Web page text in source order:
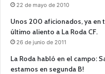
22 de mayo de 2010
Unos 200 aficionados, ya en
último aliento a La Roda CF.
26 de junio de 2011
La Roda habló en el campo:
estamos en segunda B!